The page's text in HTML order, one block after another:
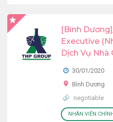
[Bình
Executive
Dịch Vụ Nhà
30/01/2020
Bình Dương
negotiable
NHÂN VIÊN